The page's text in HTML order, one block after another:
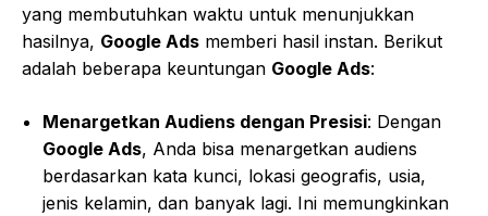
yang membutuhkan waktu untuk menunjukkan
hasilnya, Google Ads memberi hasil instan. Berikut
adalah beberapa keuntungan Google Ads:
Menargetkan Audiens dengan Presisi: Dengan
Google Ads, Anda bisa menargetkan audiens
berdasarkan kata kunci, lokasi geografis, usia,
jenis kelamin, dan banyak lagi. Ini memungkinkan